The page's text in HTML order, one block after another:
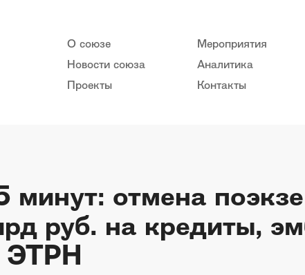
О союзе
Новости союза
Проекты
Мероприятия
Аналитика
Контакты
минут: отмена
руб. на кредиты,
ЭТРН